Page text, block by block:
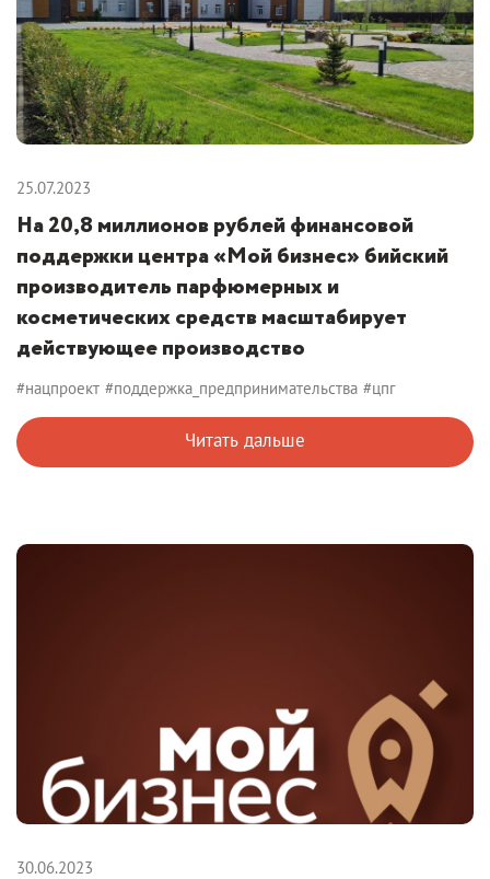
25.07.2023
На 20,8 миллионов рублей финансовой
поддержки центра «Мой бизнес» бийский
производитель парфюмерных и
косметических средств масштабирует
действующее производство
#нацпроект #поддержка_предпринимательства #цпг
Читать дальше
30.06.2023